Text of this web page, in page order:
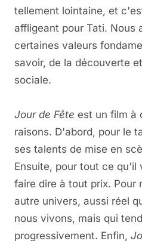
tellement lointaine, et
affligeant pour Tati. Nous
certaines valeurs
savoir, de la découverte
sociale.
Jour de Fête est un film à
raisons. D'abord, pour le
ses talents de mise en
Ensuite, pour tout ce qu'il
faire dire à tout prix. Pour
autre univers, aussi réel
nous vivons, mais qui
progressivement. Enfin,